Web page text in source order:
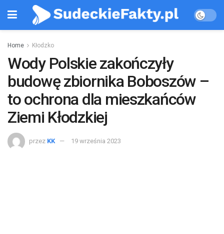
Home Kłodzko
Wody Polskie zakończyły
budowę zbiornika Boboszów –
to ochrona dla mieszkańców
Ziemi Kłodzkiej
przez KK 19 września 2023